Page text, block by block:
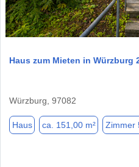
Haus zum Mieten in Würzburg
Würzburg, 97082
Haus ca. 151,00 m² Zimmer